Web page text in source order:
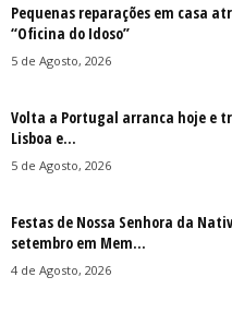
Pequenas reparações em casa
“Oficina do Idoso”
5 de Agosto, 2026
Volta a Portugal arranca hoje e
Lisboa e...
5 de Agosto, 2026
Festas de Nossa Senhora da
setembro em Mem...
4 de Agosto, 2026